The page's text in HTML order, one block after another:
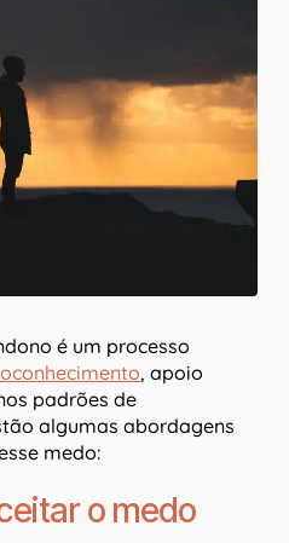
é um processo
, apoio
padrões de
algumas abordagens
medo:
o medo